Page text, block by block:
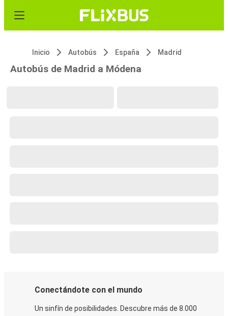
Inicio Autobús España Madrid
Autobús de Madrid a Módena
Conectándote con el mundo
Un sinfín de posibilidades. Descubre más de 8.000